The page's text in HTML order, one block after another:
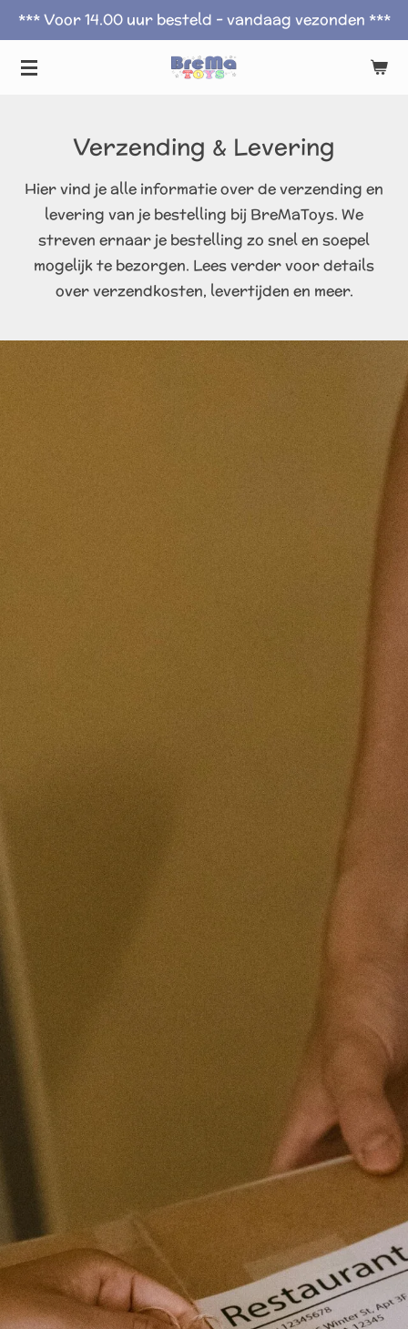
Ga
naar
*** Voor 14.00 uur besteld - vandaag vezonden ***
Verzending & Levering
Hier vind je alle informatie over de verzending en
levering van je bestelling bij BreMaToys. We
streven ernaar je bestelling zo snel en soepel
mogelijk te bezorgen. Lees verder voor details
over verzendkosten, levertijden en meer.